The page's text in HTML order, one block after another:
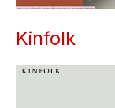
Kinfolk